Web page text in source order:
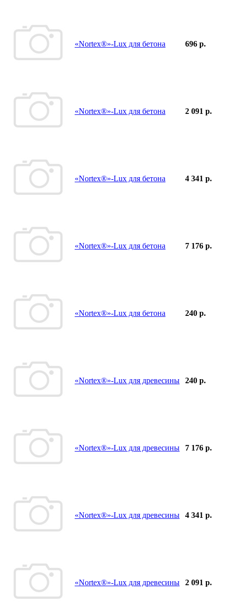
«Nortex®»-Lux для бетона 696 р.
«Nortex®»-Lux для бетона 2 091 р.
«Nortex®»-Lux для бетона 4 341 р.
«Nortex®»-Lux для бетона 7 176 р.
«Nortex®»-Lux для бетона 240 р.
«Nortex®»-Lux для древесины 240 р.
«Nortex®»-Lux для древесины 7 176 р.
«Nortex®»-Lux для древесины 4 341 р.
«Nortex®»-Lux для древесины 2 091 р.